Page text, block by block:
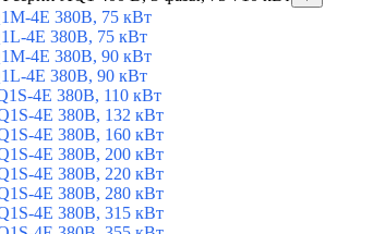
4E 380В, 75 кВт
4E 380В, 75 кВт
4E 380В, 90 кВт
4E 380В, 90 кВт
4E 380В, 110 кВт
4E 380В, 132 кВт
4E 380В, 160 кВт
4E 380В, 200 кВт
4E 380В, 220 кВт
4E 380В, 280 кВт
4E 380В, 315 кВт